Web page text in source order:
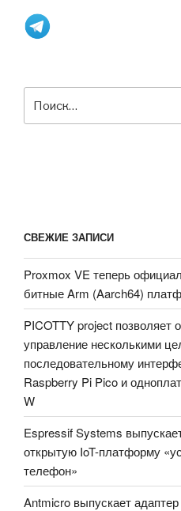
СВЕЖИЕ ЗАПИСИ
Proxmox VE теперь
битные Arm (Aarch64)
PICOTTY project позволяет
управление несколькими
последовательному
Raspberry Pi Pico и
W
Espressif Systems
открытую IoT-платформу
телефон»
Antmicro выпускает